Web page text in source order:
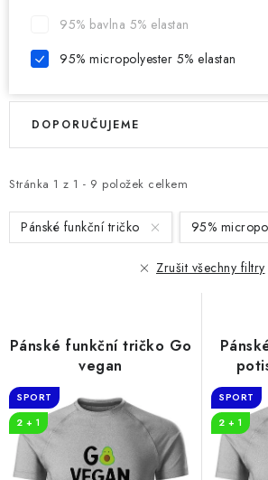
95% bavlna 5% elastan
95% micropolyester 5% elastan
V
i
s
p
u
t
ů
Stránka 1 z 1 - 9 položek celkem
Ř
e
n
í
d
k
t
ů
DOPORUČUJEME
Pánské funkční tričko 95%
Zrušit všechny filtry
Pánské funkční tričko Go
vegan
SPORT
2 + 1
SPORT
2 + 1